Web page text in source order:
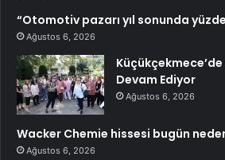
“Otomotiv pazarı yıl sonunda
Ağustos 6, 2026
Devam Ediyor
Ağustos 6, 2026
Wacker Chemie hissesi bugün
Ağustos 6, 2026